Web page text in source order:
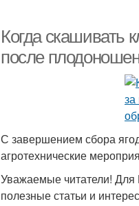
Когда скашивать
после
С завершением сбора
агротехнические
Уважаемые читатели! Для
полезные статьи и